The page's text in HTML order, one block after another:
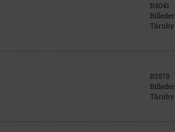
B4041
Billeder
B3578
Billeder